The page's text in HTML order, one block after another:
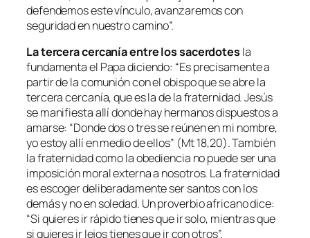
defendemos este vínculo, avanzaremos con
seguridad en nuestro camino”.
La tercera cercanía entre los sacerdotes la
fundamenta el Papa diciendo: “Es precisamente a
partir de la comunión con el obispo que se abre la
tercera cercanía, que es la de la fraternidad. Jesús
se manifiesta allí donde hay hermanos dispuestos a
amarse: “Donde dos o tres se reúnen en mi nombre,
yo estoy allí en medio de ellos” (Mt 18,20). También
la fraternidad como la obediencia no puede ser una
imposición moral externa a nosotros. La fraternidad
es escoger deliberadamente ser santos con los
demás y no en soledad. Un proverbio africano dice:
“Si quieres ir rápido tienes que ir solo, mientras que
si quieres ir lejos tienes que ir con otros”.